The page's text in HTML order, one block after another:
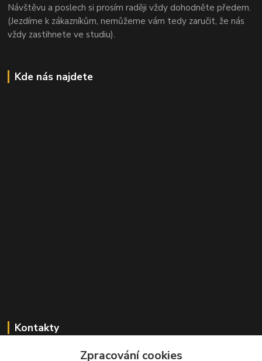
Návštěvu a poslech si prosím raději vždy dohodněte předem.
(Jezdíme k zákazníkům, nemůžeme vám tedy zaručit, že nás
vždy zastihnete ve studiu).
Kde nás najdete
Kontakty
+420 603 824 940Zpracování cookies